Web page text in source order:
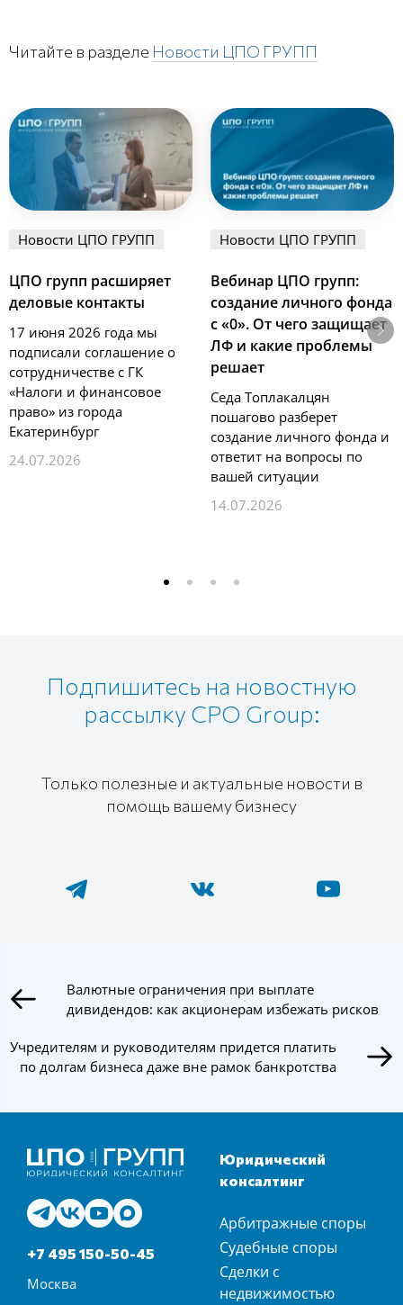
Читайте в разделе Новости ЦПО ГРУПП
Новости ЦПО ГРУПП
ЦПО групп расширяет
деловые контакты
17 июня 2026 года мы
подписали соглашение о
сотрудничестве с ГК
«Налоги и финансовое
право» из города
Екатеринбург
24.07.2026
Новости ЦПО ГРУПП
Вебинар ЦПО групп:
создание личного фонда
с «0». От чего защищает
ЛФ и какие проблемы
решает
Седа Топлакалцян
пошагово разберет
создание личного фонда и
ответит на вопросы по
вашей ситуации
14.07.2026
Подпишитесь на новостную
рассылку CPO Group:
Только полезные и актуальные новости в
помощь вашему бизнесу
Валютные ограничения при выплате
дивидендов: как акционерам избежать рисков
Учредителям и руководителям придется платить
по долгам бизнеса даже вне рамок банкротства
+7 495 150-50-45
Москва
Юридический
консалтинг
Арбитражные споры
Судебные споры
Сделки с
недвижимостью